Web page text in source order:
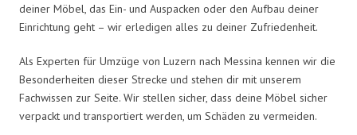
deiner Möbel, das Ein- und Auspacken oder den Aufbau deiner
Einrichtung geht – wir erledigen alles zu deiner Zufriedenheit.
Als Experten für Umzüge von Luzern nach Messina kennen wir die
Besonderheiten dieser Strecke und stehen dir mit unserem
Fachwissen zur Seite. Wir stellen sicher, dass deine Möbel sicher
verpackt und transportiert werden, um Schäden zu vermeiden.